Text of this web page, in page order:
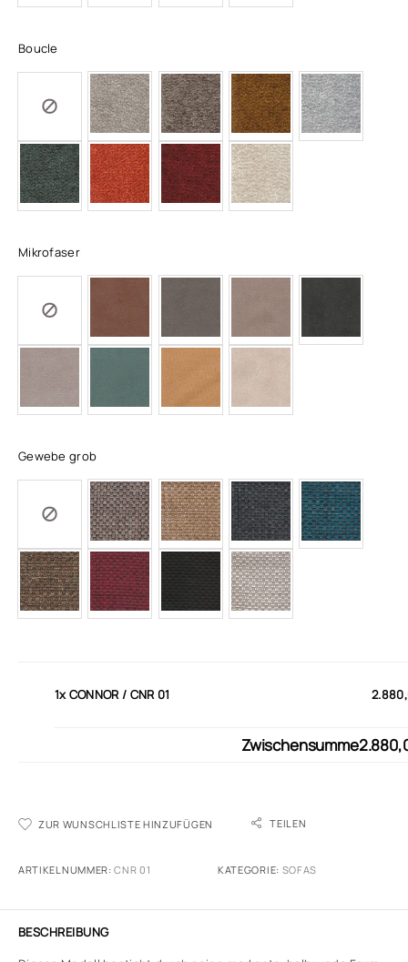
Boucle
Mikrofaser
Gewebe grob
1xCONNOR / CNR 01
Zwischensumme
ZUR WUNSCHLISTE HINZUFÜGEN TEILEN
ARTIKELNUMMER:CNR 01 KATEGORIE: SOFAS
BESCHREIBUNG